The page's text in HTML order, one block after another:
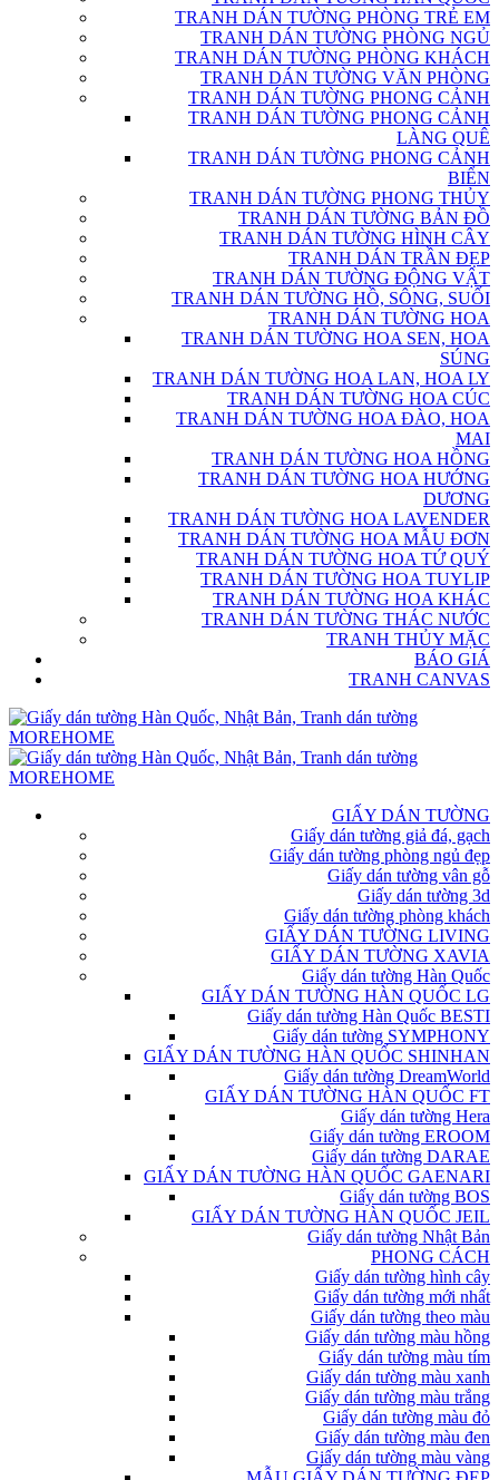
TRANH DÁN TƯỜNG PHÒNG TRẺ EM
TRANH DÁN TƯỜNG PHÒNG NGỦ
TRANH DÁN TƯỜNG PHÒNG KHÁCH
TRANH DÁN TƯỜNG VĂN PHÒNG
TRANH DÁN TƯỜNG PHONG CẢNH
TRANH DÁN TƯỜNG PHONG CẢNH
LÀNG QUÊ
TRANH DÁN TƯỜNG PHONG CẢNH
BIỂN
TRANH DÁN TƯỜNG PHONG THỦY
TRANH DÁN TƯỜNG BẢN ĐỒ
TRANH DÁN TƯỜNG HÌNH CÂY
TRANH DÁN TRẦN ĐẸP
TRANH DÁN TƯỜNG ĐỘNG VẬT
TRANH DÁN TƯỜNG HỒ, SÔNG, SUỐI
TRANH DÁN TƯỜNG HOA
TRANH DÁN TƯỜNG HOA SEN, HOA
SÚNG
TRANH DÁN TƯỜNG HOA LAN, HOA LY
TRANH DÁN TƯỜNG HOA CÚC
TRANH DÁN TƯỜNG HOA ĐÀO, HOA
MAI
TRANH DÁN TƯỜNG HOA HỒNG
TRANH DÁN TƯỜNG HOA HƯỚNG
DƯƠNG
TRANH DÁN TƯỜNG HOA LAVENDER
TRANH DÁN TƯỜNG HOA MẪU ĐƠN
TRANH DÁN TƯỜNG HOA TỨ QUÝ
TRANH DÁN TƯỜNG HOA TUYLIP
TRANH DÁN TƯỜNG HOA KHÁC
TRANH DÁN TƯỜNG THÁC NƯỚC
TRANH THỦY MẶC
BÁO GIÁ
TRANH CANVAS
GIẤY DÁN TƯỜNG
Giấy dán tường giả đá, gạch
Giấy dán tường phòng ngủ đẹp
Giấy dán tường vân gỗ
Giấy dán tường 3d
Giấy dán tường phòng khách
GIẤY DÁN TƯỜNG LIVING
GIẤY DÁN TƯỜNG XAVIA
Giấy dán tường Hàn Quốc
GIẤY DÁN TƯỜNG HÀN QUỐC LG
Giấy dán tường Hàn Quốc BESTI
Giấy dán tường SYMPHONY
GIẤY DÁN TƯỜNG HÀN QUỐC SHINHAN
Giấy dán tường DreamWorld
GIẤY DÁN TƯỜNG HÀN QUỐC FT
Giấy dán tường Hera
Giấy dán tường EROOM
Giấy dán tường DARAE
GIẤY DÁN TƯỜNG HÀN QUỐC GAENARI
Giấy dán tường BOS
GIẤY DÁN TƯỜNG HÀN QUỐC JEIL
Giấy dán tường Nhật Bản
PHONG CÁCH
Giấy dán tường hình cây
Giấy dán tường mới nhất
Giấy dán tường theo màu
Giấy dán tường màu hồng
Giấy dán tường màu tím
Giấy dán tường màu xanh
Giấy dán tường màu trắng
Giấy dán tường màu đỏ
Giấy dán tường màu đen
Giấy dán tường màu vàng